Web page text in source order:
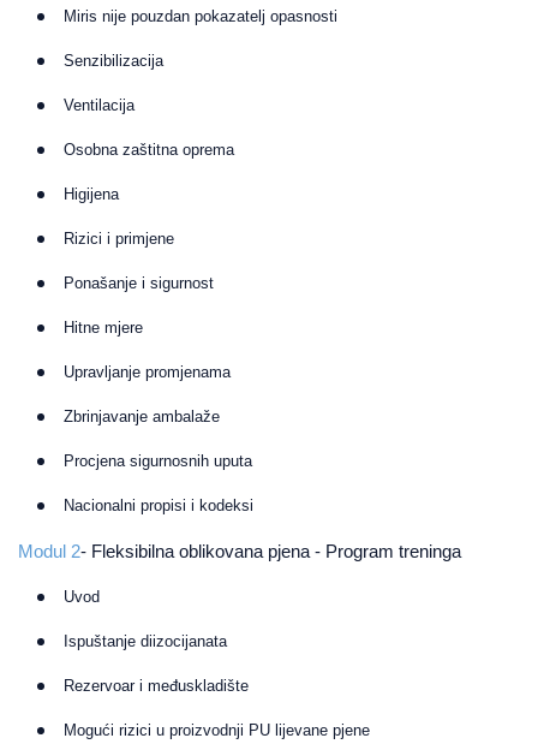
Miris nije pouzdan pokazatelj opasnosti
Senzibilizacija
Ventilacija
Osobna zaštitna oprema
Higijena
Rizici i primjene
Ponašanje i sigurnost
Hitne mjere
Upravljanje promjenama
Zbrinjavanje ambalaže
Procjena sigurnosnih uputa
Nacionalni propisi i kodeksi
Modul 2- Fleksibilna oblikovana pjena - Program treninga
Uvod
Ispuštanje diizocijanata
Rezervoar i međuskladište
Mogući rizici u proizvodnji PU lijevane pjene